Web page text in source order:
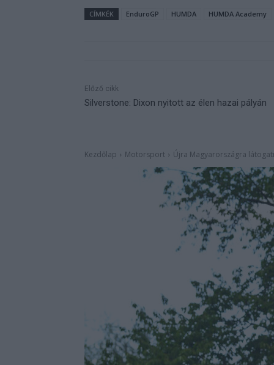
CÍMKÉK EnduroGP HUMDA HUMDA Academy
Előző cikk
Silverstone: Dixon nyitott az élen hazai pályán